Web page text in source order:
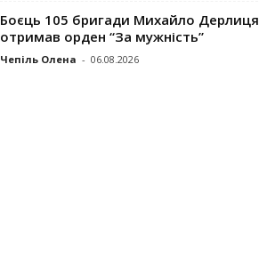
Боєць 105 бригади Михайло Дерлиця
отримав орден “За мужність”
Чепіль Олена - 06.08.2026